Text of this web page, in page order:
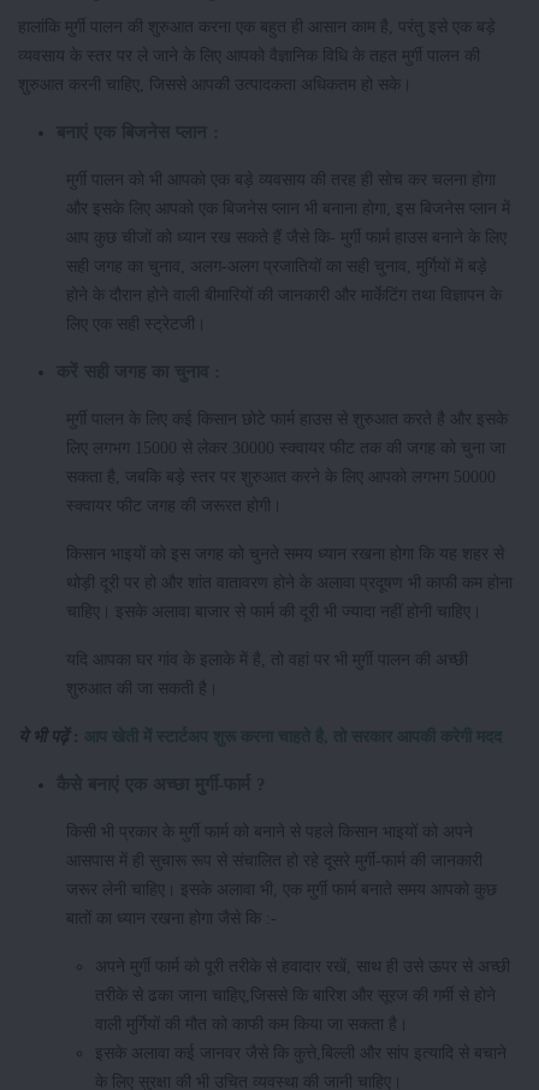
हालांकि मुर्गी पालन की शुरुआत करना एक बहुत ही आसान काम है, परंतु इसे एक बड़े
व्यवसाय के स्तर पर ले जाने के लिए आपको वैज्ञानिक विधि के तहत मुर्गी पालन की
शुरुआत करनी चाहिए, जिससे आपकी उत्पादकता अधिकतम हो सके।
मुर्गी पालन को भी आपको एक बड़े व्यवसाय की तरह ही सोच कर चलना होगा
और इसके लिए आपको एक बिजनेस प्लान भी बनाना होगा, इस बिजनेस प्लान में
आप कुछ चीजों को ध्यान रख सकते हैं जैसे कि- मुर्गी फार्म हाउस बनाने के लिए
सही जगह का चुनाव, अलग-अलग प्रजातियों का सही चुनाव, मुर्गियों में बड़े
होने के दौरान होने वाली बीमारियों की जानकारी और मार्केटिंग तथा विज्ञापन के
लिए एक सही स्ट्रेटजी।
मुर्गी पालन के लिए कई किसान छोटे फार्म हाउस से शुरुआत करते है और इसके
लिए लगभग 15000 से लेकर 30000 स्क्वायर फीट तक की जगह को चुना जा
सकता है, जबकि बड़े स्तर पर शुरुआत करने के लिए आपको लगभग 50000
स्क्वायर फीट जगह की जरूरत होगी।
किसान भाइयों को इस जगह को चुनते समय ध्यान रखना होगा कि यह शहर से
थोड़ी दूरी पर हो और शांत वातावरण होने के अलावा प्रदूषण भी काफी कम होना
चाहिए। इसके अलावा बाजार से फार्म की दूरी भी ज्यादा नहीं होनी चाहिए।
यदि आपका घर गांव के इलाके में है, तो वहां पर भी मुर्गी पालन की अच्छी
शुरुआत की जा सकती है।
ये भी पढ़ें: आप खेती में स्टार्टअप शुरू करना चाहते है, तो सरकार आपकी करेगी मदद
किसी भी प्रकार के मुर्गी फार्म को बनाने से पहले किसान भाइयों को अपने
आसपास में ही सुचारू रूप से संचालित हो रहे दूसरे मुर्गी-फार्म की जानकारी
जरूर लेनी चाहिए। इसके अलावा भी, एक मुर्गी फार्म बनाते समय आपको कुछ
बातों का ध्यान रखना होगा जैसे कि :-
अपने मुर्गी फार्म को पूरी तरीके से हवादार रखें, साथ ही उसे ऊपर से अच्छी
तरीके से ढका जाना चाहिए,जिससे कि बारिश और सूरज की गर्मी से होने
वाली मुर्गियों की मौत को काफी कम किया जा सकता है।
इसके अलावा कई जानवर जैसे कि कुत्ते,बिल्ली और सांप इत्यादि से बचाने
के लिए सुरक्षा की भी उचित व्यवस्था की जानी चाहिए।